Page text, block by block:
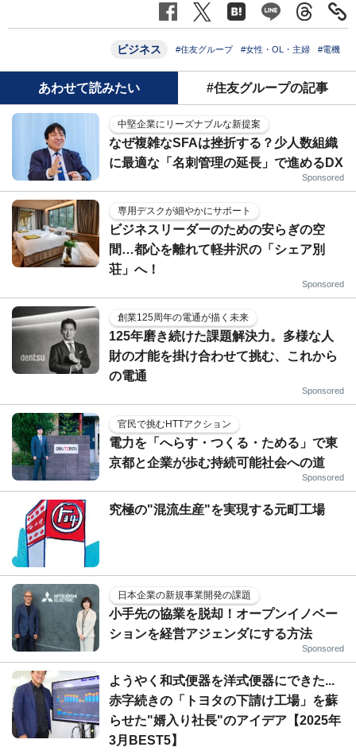
ビジネス #住友グループ #女性・OL・主婦 #電機
あわせて読みたい #住友グループの記事
中堅企業にリーズナブルな新提案
なぜ複雑なSFAは挫折する？少人数組織
に最適な「名刺管理の延長」で進めるDX
Sponsored
専用デスクが細やかにサポート
ビジネスリーダーのための安らぎの空
間…都心を離れて軽井沢の「シェア別
荘」へ！
Sponsored
創業125周年の電通が描く未来
125年磨き続けた課題解決力。多様な人
財の才能を掛け合わせて挑む、これから
の電通
Sponsored
官民で挑むHTTアクション
電力を「へらす・つくる・ためる」で東
京都と企業が歩む持続可能社会への道
Sponsored
究極の"混流生産"を実現する元町工場
日本企業の新規事業開発の課題
小手先の協業を脱却！オープンイノベー
ションを経営アジェンダにする方法
Sponsored
ようやく和式便器を洋式便器にできた...
赤字続きの「トヨタの下請け工場」を蘇
らせた"婿入り社長"のアイデア【2025年
3月BEST5】